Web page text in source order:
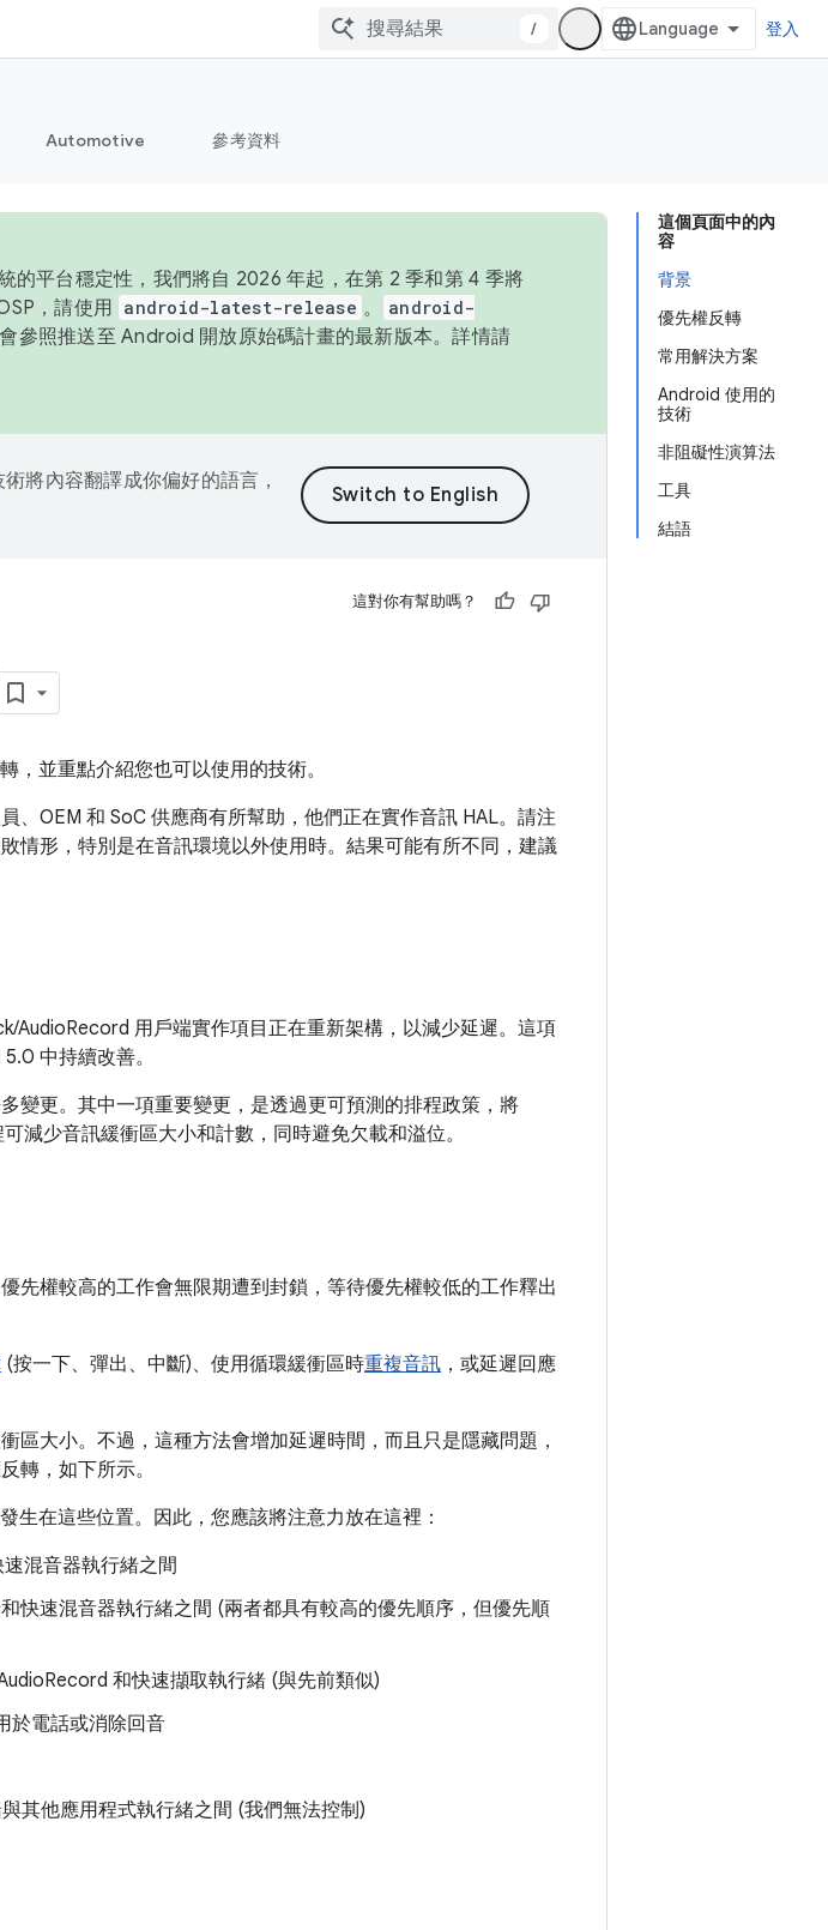
/ 登入
Automotive 參考資料
這個頁面中的內
容
背景
優先權反轉
常用解決方案
Android 使用的
技術
非阻礙性演算法
工具
結語
的平台穩定性，我們將自 2026 年起，在第 2 季和第 4 季將
，請使用 android-latest-release 。
android-
參照推送至 Android 開放原始碼計畫的最新版本。詳情請
將內容翻譯成你偏好的語言，
這對你有幫助嗎？
，並重點介紹您也可以使用的技術。
、OEM 和 SoC 供應商有所幫助，他們正在實作音訊 HAL。請注
情形，特別是在音訊環境以外使用時。結果可能有所不同，建議
AudioRecord 用戶端實作項目正在重新架構，以減少延遲。這項
中持續改善。
變更。其中一項重要變更，是透過更可預測的排程政策，將
減少音訊緩衝區大小和計數，同時避免欠載和溢位。
先權較高的工作會無限期遭到封鎖，等待優先權較低的工作釋出
(按一下、彈出、中斷)、使用循環緩衝區時重複音訊 ，或延遲回應
區大小。不過，這種方法會增加延遲時間，而且只是隱藏問題，
轉，如下所示。
生在這些位置。因此，您應該將注意力放在這裡：
混音器執行緒之間
快速混音器執行緒之間 (兩者都具有較高的優先順序，但優先順
和快速擷取執行緒 (與先前類似)
於電話或消除回音
其他應用程式執行緒之間 (我們無法控制)